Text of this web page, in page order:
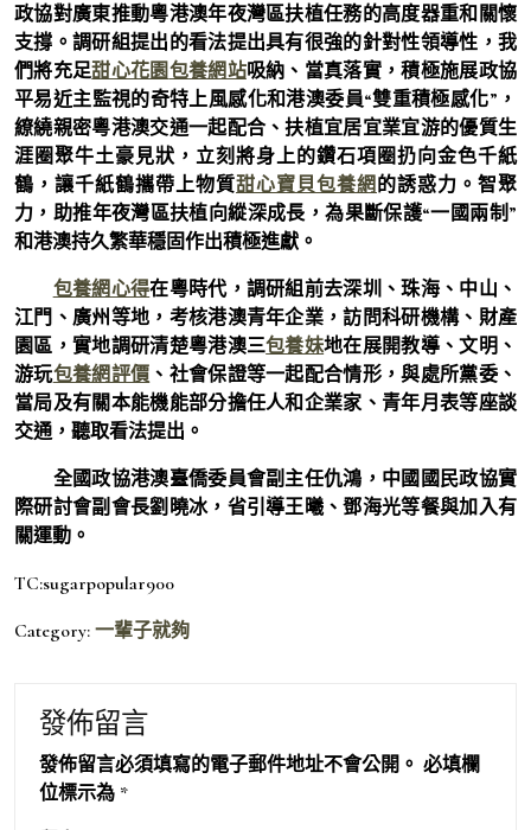
政協對廣東推動粵港澳年夜灣區扶植任務的高度器重和關懷
支撐。調研組提出的看法提出具有很強的針對性領導性，我
們將充足甜心花園包養網站吸納、當真落實，積極施展政協
平易近主監視的奇特上風感化和港澳委員“雙重積極感化”，
繚繞親密粵港澳交通一起配合、扶植宜居宜業宜游的優質生
涯圈聚牛土豪見狀，立刻將身上的鑽石項圈扔向金色千紙
鶴，讓千紙鶴攜帶上物質甜心寶貝包養網 的誘惑力。智聚
力，助推年夜灣區扶植向縱深成長，為果斷保護“一國兩制”
和港澳持久繁華穩固作出積極進獻。
包養網心得在粵時代，調研組前去深圳、珠海、中山、
江門、廣州等地，考核港澳青年企業，訪問科研機構、財產
園區，實地調研清楚粵港澳三包養妹地在展開教導、文明、
游玩包養網評價 、社會保證等一起配合情形，與處所黨委、
當局及有關本能機能部分擔任人和企業家、青年月表等座談
交通，聽取看法提出。
全國政協港澳臺僑委員會副主任仇鴻，中國國民政協實
際研討會副會長劉曉冰，省引導王曦、鄧海光等餐與加入有
關運動。
TC:sugarpopular900
Category: 一輩子就夠
發佈留言
發佈留言必須填寫的電子郵件地址不會公開。 必填欄
位標示為 *